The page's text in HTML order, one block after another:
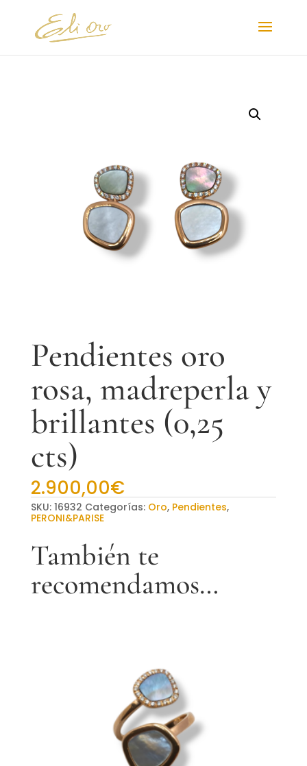
Pendientes oro
rosa, madreperla y
brillantes (0,25
cts)
2.900,00€
SKU: 16932 Categorías: Oro, Pendientes,
PERONI&PARISE
También te
recomendamos…